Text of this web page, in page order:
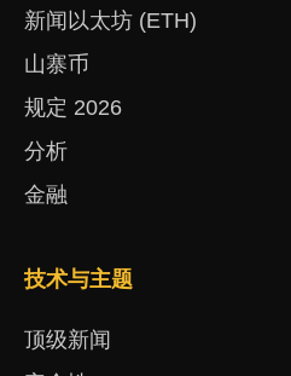
新闻以太坊 (ETH)
山寨币
规定 2026
分析
金融
技术与主题
顶级新闻